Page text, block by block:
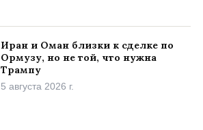
Иран и Оман близки к сделке по
Ормузу, но не той, что нужна
Трампу
5 августа 2026 г.